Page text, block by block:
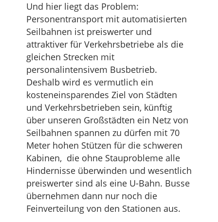
Und hier liegt das Problem:
Personentransport mit automatisierten
Seilbahnen ist preiswerter und
attraktiver für Verkehrsbetriebe als die
gleichen Strecken mit
personalintensivem Busbetrieb.
Deshalb wird es vermutlich ein
kosteneinsparendes Ziel von Städten
und Verkehrsbetrieben sein, künftig
über unseren Großstädten ein Netz von
Seilbahnen spannen zu dürfen mit 70
Meter hohen Stützen für die schweren
Kabinen, die ohne Stauprobleme alle
Hindernisse überwinden und wesentlich
preiswerter sind als eine U-Bahn. Busse
übernehmen dann nur noch die
Feinverteilung von den Stationen aus.